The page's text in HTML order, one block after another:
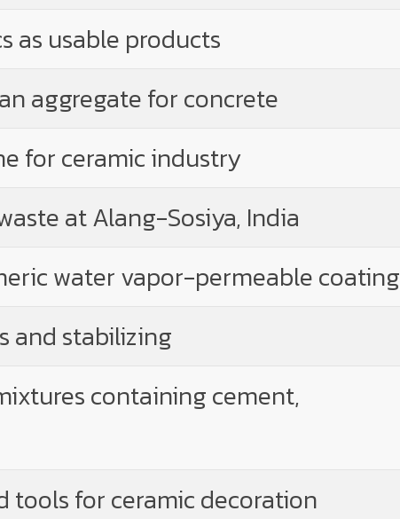
as usable products
aggregate for concrete
for ceramic industry
at Alang-Sosiya, India
water vapor-permeable coating
and stabilizing
containing cement,
tools for ceramic decoration